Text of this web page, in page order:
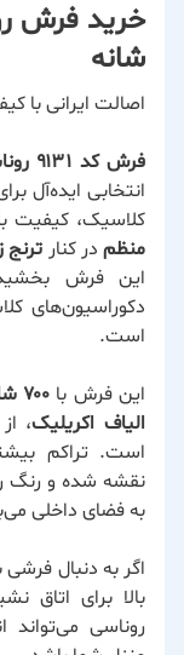
شانه
اصالت ایرانی با
فرش کد ۹۱۳۱ روناسی
انتخابی ایده‌آل
کلاسیک، کیفیت
منظمدر کنار ترنج
این فرش
دکوراسیون‌های
است.
این فرش با ۷۰۰ شانه و تراکم ۲۵۵۰
الیاف اکریلیک،
است. تراکم
نقشه شده و رنگ
به فضای داخلی
اگر به دنبال
روناسی می‌تواند